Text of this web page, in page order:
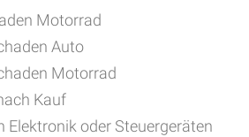
Motorrad
Auto
Motorrad
Kauf
Elektronik oder Steuergeräten